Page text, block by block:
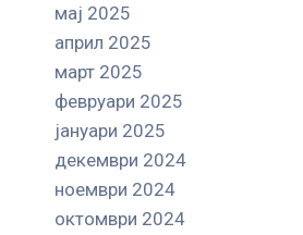
мај 2025
април 2025
март 2025
февруари 2025
јануари 2025
декември 2024
ноември 2024
октомври 2024